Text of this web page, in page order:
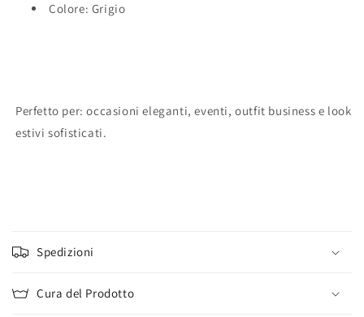
Colore: Grigio
Perfetto per: occasioni eleganti, eventi, outfit business e look
estivi sofisticati.
o
n
t
e
Spedizioni
Cura del Prodotto